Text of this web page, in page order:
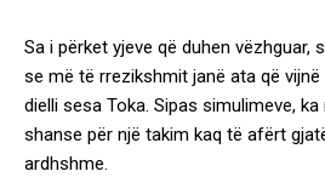
Sa i përket yjeve që duhen vëzhguar,
se më të rrezikshmit janë ata që
dielli sesa Toka. Sipas simulimeve,
shanse për një takim kaq të afërt
ardhshme.